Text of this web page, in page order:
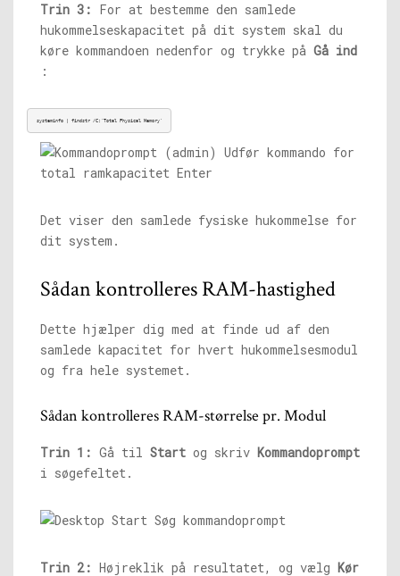
Trin 3: For at bestemme den samlede
hukommelseskapacitet på dit system skal du
køre kommandoen nedenfor og trykke på Gå ind
:
systeminfo | findstr /C:'Total Physical Memory'
Det viser den samlede fysiske hukommelse for
dit system.
Sådan kontrolleres RAM-hastighed
Dette hjælper dig med at finde ud af den
samlede kapacitet for hvert hukommelsesmodul
og fra hele systemet.
Sådan kontrolleres RAM-størrelse pr. Modul
Trin 1: Gå til Start og skriv Kommandoprompt
i søgefeltet.
Trin 2: Højreklik på resultatet, og vælg Kør